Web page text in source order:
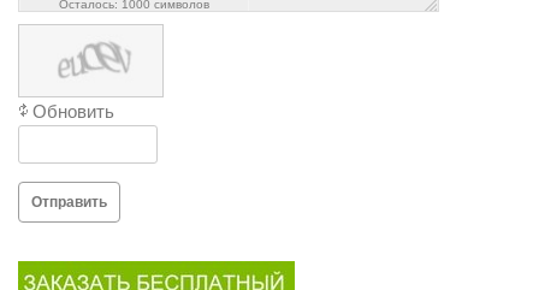
Осталось: 1000 символов
Обновить
Отправить